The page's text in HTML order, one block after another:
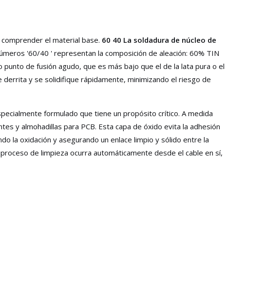
el material base. 60 40 La soldadura de núcleo de
'60/40 ' representan la composición de aleación: 60% TIN
de fusión agudo, que es más bajo que el de la lata pura o el
y se solidifique rápidamente, minimizando el riesgo de
formulado que tiene un propósito crítico. A medida
y almohadillas para PCB. Esta capa de óxido evita la adhesión
la oxidación y asegurando un enlace limpio y sólido entre la
de limpieza ocurra automáticamente desde el cable en sí,